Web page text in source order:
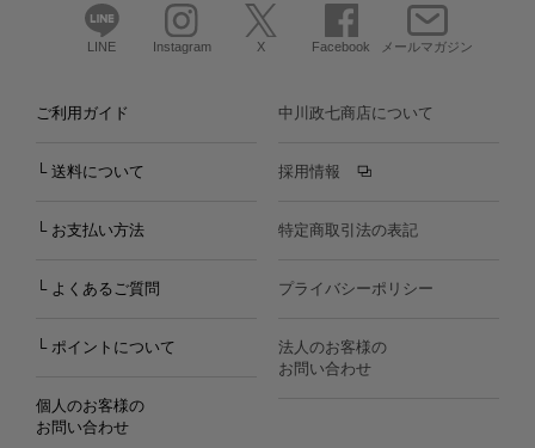
LINE Instagram X Facebook メールマガジン
ご利用ガイド
└ 送料について
└ お支払い方法
└ よくあるご質問
└ ポイントについて
個人のお客様の
お問い合わせ
中川政七商店について
採用情報
特定商取引法の表記
プライバシーポリシー
法人のお客様の
お問い合わせ